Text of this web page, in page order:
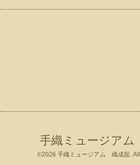
手織ミュージア
©2026 手織ミュージアム 織成舘.